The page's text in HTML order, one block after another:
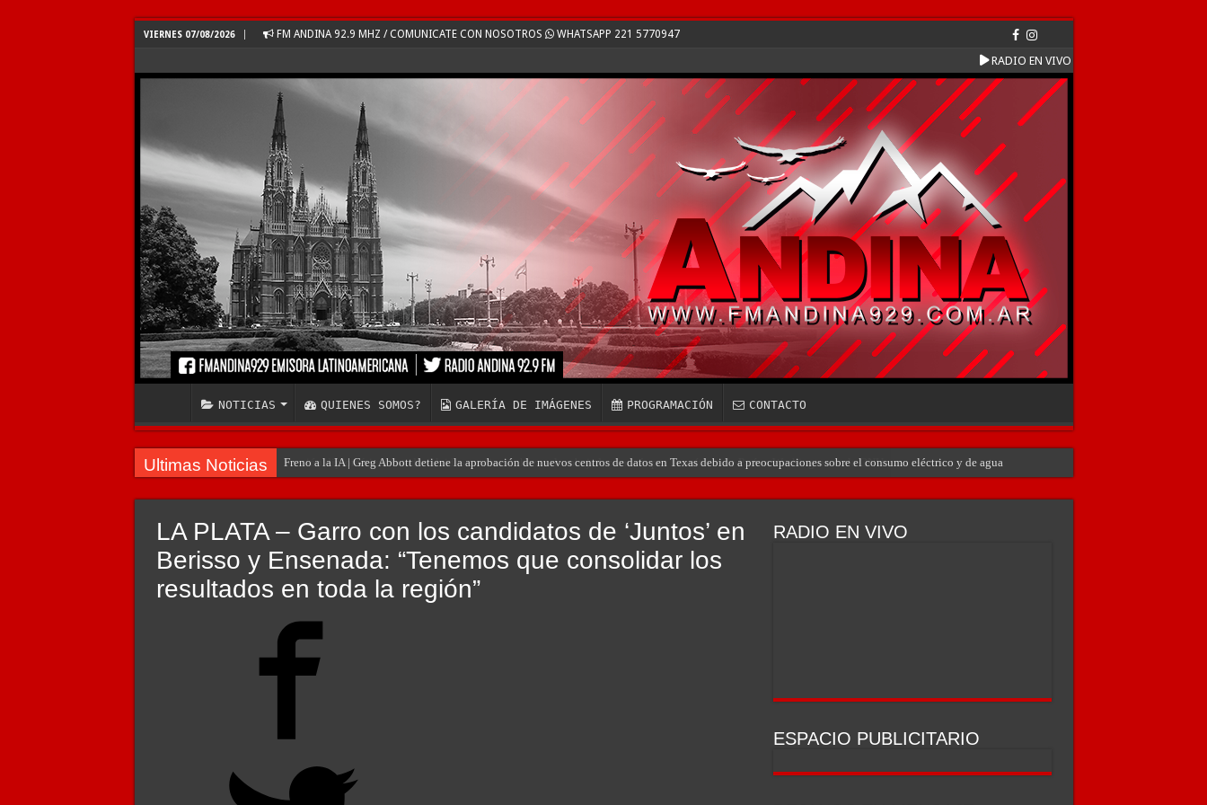
VIERNES 07/08/2026 FM ANDINA 92.9 MHZ / COMUNICATE CON NOSOTROS WHATSAPP 221 5770947
RADIO EN VIVO
NOTICIAS QUIENES SOMOS? GALERÍA DE IMÁGENES PROGRAMACIÓN CONTACTO
Ultimas Noticias Freno a la IA | Greg Abbott detiene la aprobación de nuevos centros de datos en Texas debido a preocupaciones sobre el consumo eléctrico y de agua
LA PLATA – Garro con los candidatos de ‘Juntos’ en
Berisso y Ensenada: “Tenemos que consolidar los
resultados en toda la región”
RADIO EN VIVO
ESPACIO PUBLICITARIO